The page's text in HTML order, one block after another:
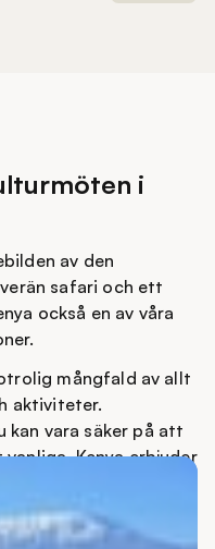
i
av den
safari och ett
också en av våra
mångfald av allt
aktiviteter.
kan vara säker på att
Kenya erbjuder
sandstränder och